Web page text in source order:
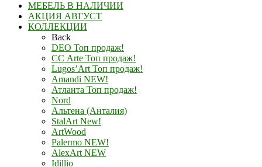
МЕБЕЛЬ В НАЛИЧИИ
АКЦИЯ АВГУСТ
КОЛЛЕКЦИИ
Back
DEO Топ продаж!
СС Arte Топ продаж!
Lugos’Art Топ продаж!
Amandi NEW!
Атланта Топ продаж!
Nord
Альтена (Анталия)
StalArt New!
ArtWood
Palermo NEW!
AlexArt NEW
Idillio